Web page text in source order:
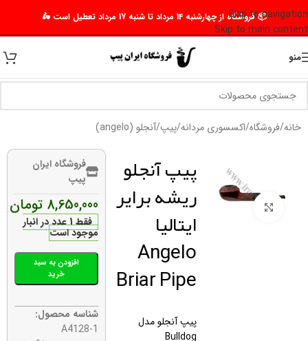
Skip to navigation
Skip to main content
📦 فروشگاه از چهارشنبه 14 مرداد تا شنبه 17 مرداد تعطیل است 🛵
منو
خانه/فروشگاه/اکسسوری مردانه/پیپ/آنجلو (angelo)
برای بزرگنمایی کلیک کنید
پیپ آنجلو
ریشه برایر
ایتالیا
Angelo
Briar Pipe
پیپ آنجلو مدل
Bulldog
فروشگاه ایران
پیپ
8,650,000 تومان
فقط 1 عدد در انبار
موجود است
افزودن به سبد
خرید
شناسه محصول:
A4128-1